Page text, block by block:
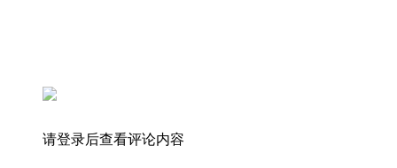
请登录后查看评论内容